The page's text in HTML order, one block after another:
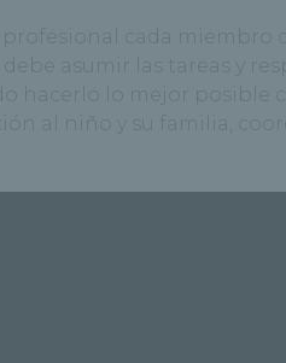
profesional cada miembro
asumir las tareas y
hacerlo lo mejor posible
al niño y su familia,